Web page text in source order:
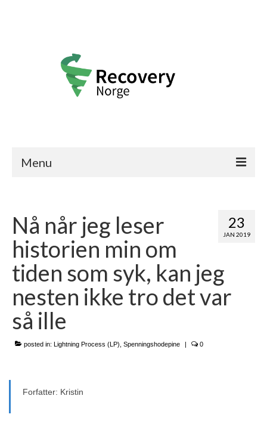
Menu
Frisk-historier
Bli medlem
Kontakt oss
Om oss
RN-seminaret
Website in English
23
JAN 2019
Nå når jeg leser
historien min om
tiden som syk, kan jeg
nesten ikke tro det var
så ille
posted in: Lightning Process (LP) Spenningshodepine 0
Forfatter: Kristin